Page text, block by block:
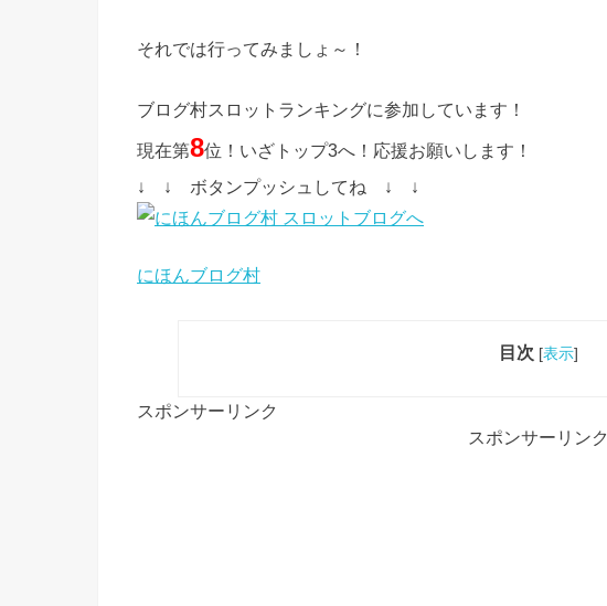
それでは行ってみましょ～！
ブログ村スロットランキングに参加しています！
現在第8位！いざトップ3へ！応援お願いします！
↓ ↓ ボタンプッシュしてね ↓ ↓
にほんブログ村
目次 [表示]
スポンサーリンク
スポンサーリンク